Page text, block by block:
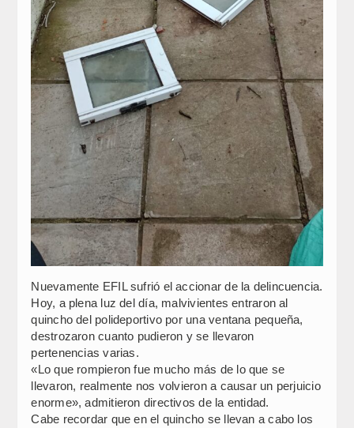
Nuevamente EFIL sufrió el accionar de la delincuencia.
Hoy, a plena luz del día, malvivientes entraron al
quincho del polideportivo por una ventana pequeña,
destrozaron cuanto pudieron y se llevaron
pertenencias varias.
«Lo que rompieron fue mucho más de lo que se
llevaron, realmente nos volvieron a causar un perjuicio
enorme», admitieron directivos de la entidad.
Cabe recordar que en el quincho se llevan a cabo los